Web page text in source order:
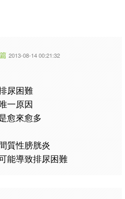
2013-08-14 00:21:32
尿困難
一原因
愈來愈多
質性膀胱炎
能導致排尿困難